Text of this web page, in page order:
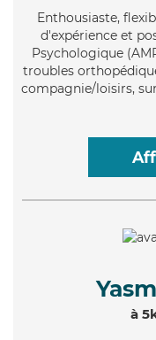
Enthousiaste,
d'expérience et
Psychologique
troubles
compagnie/loisirs,
à